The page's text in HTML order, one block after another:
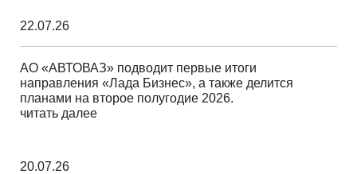
22.07.26
АО «АВТОВАЗ» подводит первые итоги
направления «Лада Бизнес», а также делится
планами на второе полугодие 2026.
читать далее
20.07.26